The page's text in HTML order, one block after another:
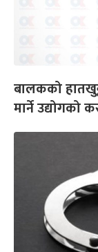
बालकको
मार्ने उद्योगको